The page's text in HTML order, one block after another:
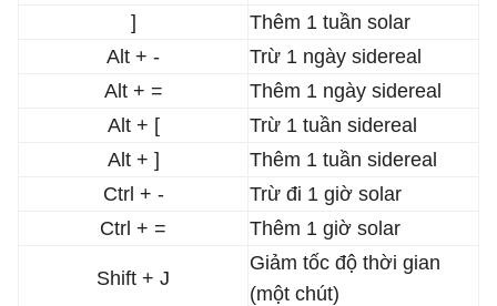
]
Thêm 1 tuần solar
Alt + -
Trừ 1 ngày sidereal
Alt + =
Thêm 1 ngày sidereal
Alt + [
Trừ 1 tuần sidereal
Alt + ]
Thêm 1 tuần sidereal
Ctrl + -
Trừ đi 1 giờ solar
Ctrl + =
Thêm 1 giờ solar
Shift + J
Giảm tốc độ thời gian
(một chút)